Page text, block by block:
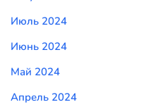
Июль 2024
Июнь 2024
Май 2024
Апрель 2024